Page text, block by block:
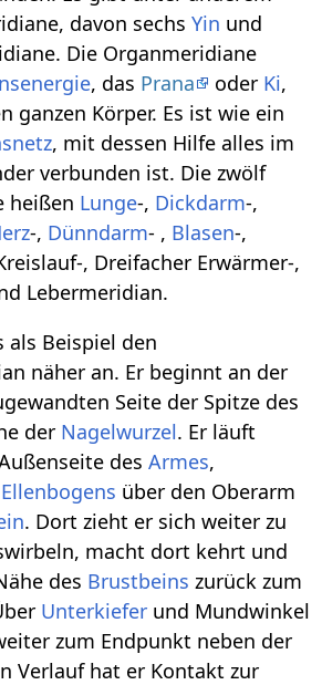
davon sechsYin und
Die Organmeridiane
, das Prana oder Ki,
ganzen Körper. Es ist wie ein
, mit dessen Hilfe alles im
verbunden ist. Die zwölf
heißen Lunge-, Dickdarm-,
-, Dünndarm- , Blasen-,
, Dreifacher Erwärmer-,
Lebermeridian.
als Beispiel den
näher an. Er beginnt an der
Seite der Spitze des
der Nagelwurzel. Er läuft
desArmes,
Ellenbogens über den Oberarm
. Dort zieht er sich weiter zu
macht dort kehrt und
des Brustbeins zurück zum
Unterkiefer und Mundwinkel
zum Endpunkt neben der
Verlauf hat er Kontakt zur